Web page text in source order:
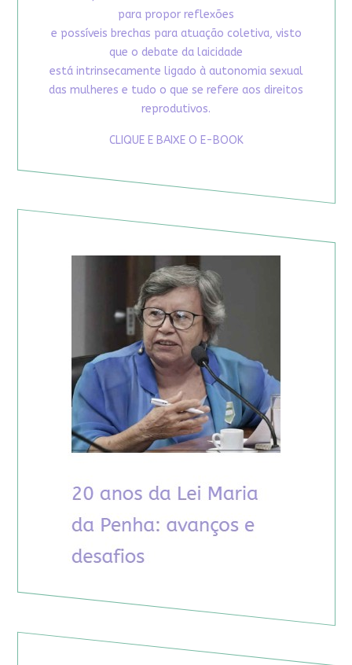
para propor reflexões
e possíveis brechas para atuação coletiva, visto
que o debate da laicidade
está intrinsecamente ligado à autonomia sexual
das mulheres e tudo o que se refere aos direitos
reprodutivos.
CLIQUE E BAIXE O E-BOOK